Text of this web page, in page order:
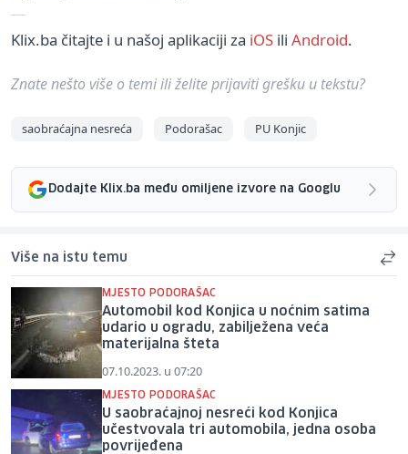
Klix.ba čitajte i u našoj aplikaciji za iOS ili Android.
Znate nešto više o temi ili želite prijaviti grešku u tekstu?
saobraćajna nesreća Podorašac PU Konjic
Dodajte Klix.ba među omiljene izvore na Googlu
Više na istu temu
MJESTO PODORAŠAC
Automobil kod Konjica u noćnim satima
udario u ogradu, zabilježena veća
materijalna šteta
07.10.2023. u 07:20
MJESTO PODORAŠAC
U saobraćajnoj nesreći kod Konjica
učestvovala tri automobila, jedna osoba
povrijeđena